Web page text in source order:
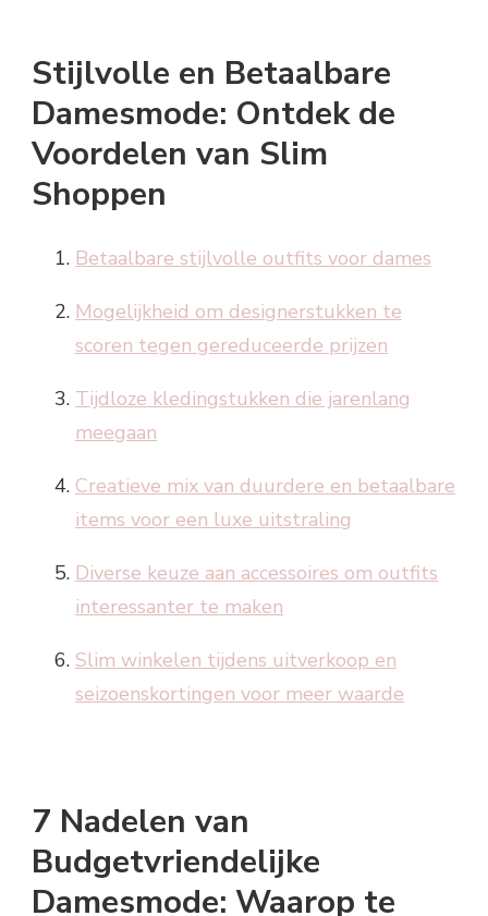
Stijlvolle en Betaalbare
Damesmode: Ontdek de
Voordelen van Slim
Shoppen
Betaalbare stijlvolle outfits voor dames
Mogelijkheid om designerstukken te
scoren tegen gereduceerde prijzen
Tijdloze kledingstukken die jarenlang
meegaan
Creatieve mix van duurdere en betaalbare
items voor een luxe uitstraling
Diverse keuze aan accessoires om outfits
interessanter te maken
Slim winkelen tijdens uitverkoop en
seizoenskortingen voor meer waarde
7 Nadelen van
Budgetvriendelijke
Damesmode: Waarop te